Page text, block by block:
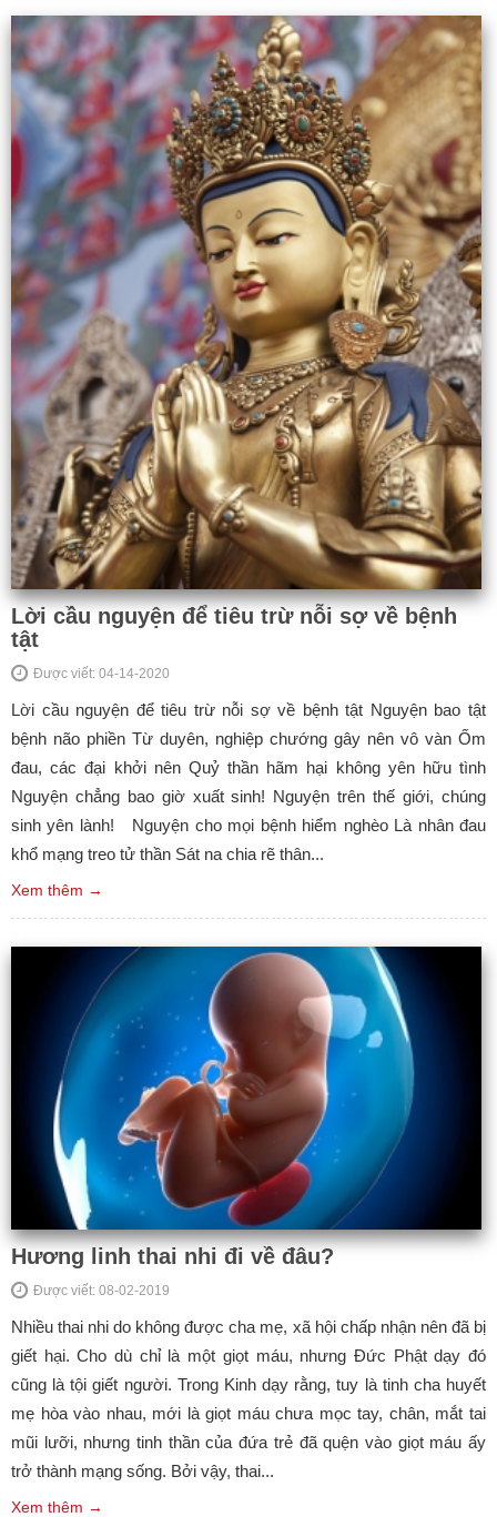
Lời cầu nguyện để tiêu trừ nỗi sợ về bệnh
tật
Được viết: 04-14-2020
Lời cầu nguyện để tiêu trừ nỗi sợ về bệnh tật Nguyện bao tật
bệnh não phiền Từ duyên, nghiệp chướng gây nên vô vàn Ốm
đau, các đại khởi nên Quỷ thần hãm hại không yên hữu tình
Nguyện chẳng bao giờ xuất sinh! Nguyện trên thế giới, chúng
sinh yên lành! Nguyện cho mọi bệnh hiểm nghèo Là nhân đau
khổ mạng treo tử thần Sát na chia rẽ thân...
Xem thêm →
Hương linh thai nhi đi về đâu?
Được viết: 08-02-2019
Nhiều thai nhi do không được cha mẹ, xã hội chấp nhận nên đã bị
giết hại. Cho dù chỉ là một giọt máu, nhưng Đức Phật dạy đó
cũng là tội giết người. Trong Kinh dạy rằng, tuy là tinh cha huyết
mẹ hòa vào nhau, mới là giọt máu chưa mọc tay, chân, mắt tai
mũi lưỡi, nhưng tinh thần của đứa trẻ đã quện vào giọt máu ấy
trở thành mạng sống. Bởi vậy, thai...
Xem thêm →